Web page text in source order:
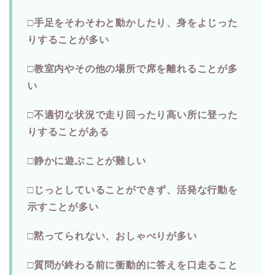
□手足をそわそわと動かしたり、身をよじった
りすることが多い
□教室内やその他の場所で席を離れることが多
い
□不適切な状況で走り回ったり高い所に登った
りすることがある
□静かに遊ぶことが難しい
□じっとしていることができず、活発な行動を
示すことが多い
□黙ってられない、おしゃべりが多い
□質問が終わる前に衝動的に答えを口走ること